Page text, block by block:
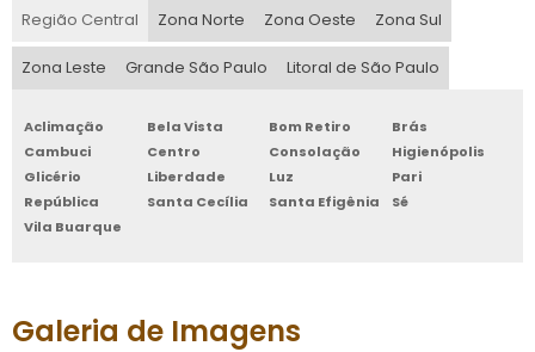
Região Central Zona Norte Zona Oeste Zona Sul
Zona Leste Grande São Paulo Litoral de São Paulo
Aclimação Bela Vista Bom Retiro
Brás
Cambuci
Centro Consolação
Higienópolis
Glicério
Liberdade Luz
Pari
República
Santa Cecília Santa Efigênia
Sé
Vila Buarque
Galeria de Imagens